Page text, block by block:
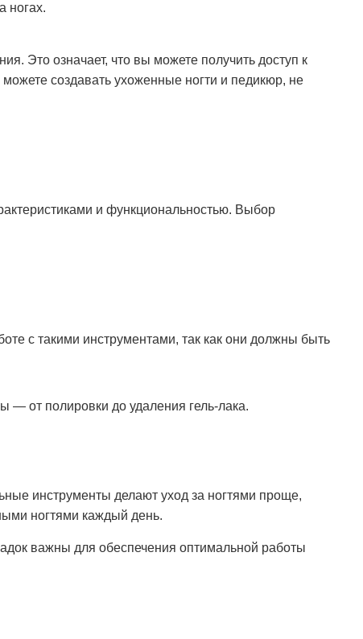
ногах.
Это означает, что вы можете получить доступ к
создавать ухоженные ногти и педикюр, не
и функциональностью. Выбор
с такими инструментами, так как они должны быть
— от полировки до удаления гель-лака.
инструменты делают уход за ногтями проще,
ногтями каждый день.
важны для обеспечения оптимальной работы